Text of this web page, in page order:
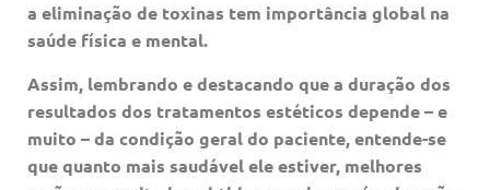
a eliminação de toxinas tem importância global na
saúde física e mental.
Assim, lembrando e destacando que a duração dos
resultados dos tratamentos estéticos depende – e
muito – da condição geral do paciente, entende-se
que quanto mais saudável ele estiver, melhores